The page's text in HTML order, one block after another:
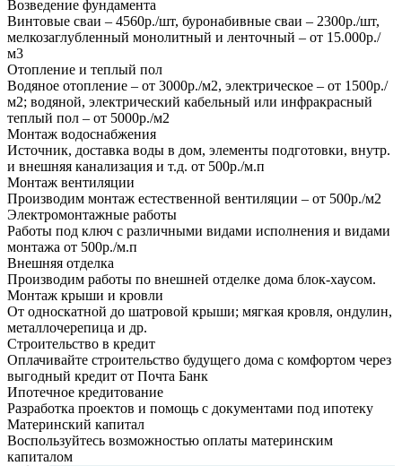
Возведение фундамента
Винтовые сваи – 4560р./шт, буронабивные сваи – 2300р./шт,
мелкозаглубленный монолитный и ленточный – от 15.000р./
м3
Отопление и теплый пол
Водяное отопление – от 3000р./м2, электрическое – от 1500р./
м2; водяной, электрический кабельный или инфракрасный
теплый пол – от 5000р./м2
Монтаж водоснабжения
Источник, доставка воды в дом, элементы подготовки, внутр.
и внешняя канализация и т.д. от 500р./м.п
Монтаж вентиляции
Производим монтаж естественной вентиляции – от 500р./м2
Электромонтажные работы
Работы под ключ с различными видами исполнения и видами
монтажа от 500р./м.п
Внешняя отделка
Производим работы по внешней отделке дома блок-хаусом.
Монтаж крыши и кровли
От односкатной до шатровой крыши; мягкая кровля, ондулин,
металлочерепица и др.
Строительство в кредит
Оплачивайте строительство будущего дома с комфортом через
выгодный кредит от Почта Банк
Ипотечное кредитование
Разработка проектов и помощь с документами под ипотеку
Материнский капитал
Воспользуйтесь возможностью оплаты материнским
капиталом